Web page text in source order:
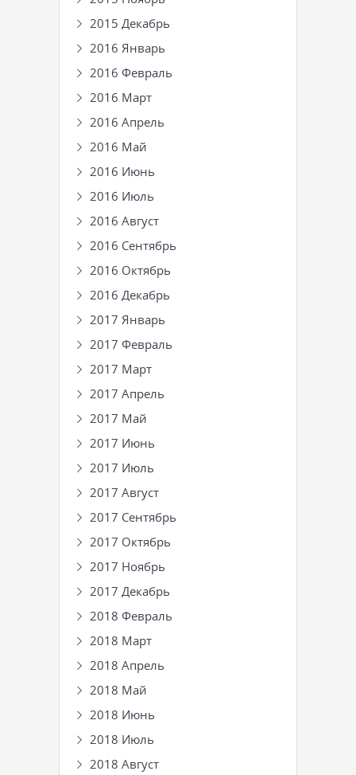
2015 Декабрь
2016 Январь
2016 Февраль
2016 Март
2016 Апрель
2016 Май
2016 Июнь
2016 Июль
2016 Август
2016 Сентябрь
2016 Октябрь
2016 Декабрь
2017 Январь
2017 Февраль
2017 Март
2017 Апрель
2017 Май
2017 Июнь
2017 Июль
2017 Август
2017 Сентябрь
2017 Октябрь
2017 Ноябрь
2017 Декабрь
2018 Февраль
2018 Март
2018 Апрель
2018 Май
2018 Июнь
2018 Июль
2018 Август